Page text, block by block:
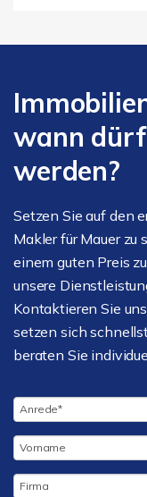
wann
werden?
Setzen Sie auf den
Makler für Mauer zu
einem guten Preis
unsere
Kontaktieren Sie
setzen sich
beraten Sie